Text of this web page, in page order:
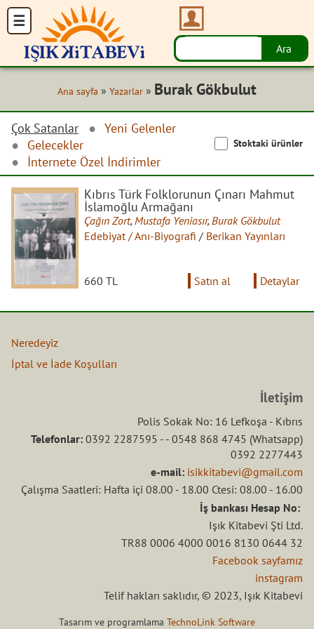
Ana sayfa » Yazarlar » Burak Gökbulut
Çok Satanlar
Yeni Gelenler
Gelecekler
İnternete Özel İndirimler
Stoktaki ürünler
Kıbrıs Türk Folklorunun Çınarı Mahmut
İslamoğlu Armağanı
Çağın Zort, Mustafa Yeniasır, Burak Gökbulut
Edebiyat / Anı-Biyografi / Berikan Yayınları
660 TL Satın al Detaylar
Neredeyiz
İptal ve İade Koşulları
İletişim
Polis Sokak No: 16 Lefkoşa - Kıbrıs
Telefonlar: 0392 2287595 - - 0548 868 4745 (Whatsapp)
0392 2277443
e-mail: isikkitabevi@gmail.com
Çalışma Saatleri: Hafta içi 08.00 - 18.00 Ctesi: 08.00 - 16.00
İş bankası Hesap No:
Işık Kitabevi Şti Ltd.
TR88 0006 4000 0016 8130 0644 32
Facebook sayfamız
instagram
Telif hakları saklıdır, © 2023, Işık Kitabevi
Tasarım ve programlama TechnoLink Software